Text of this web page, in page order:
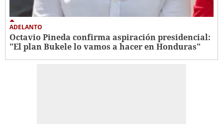
ADELANTO
Octavio Pineda confirma aspiración presidencial:
"El plan Bukele lo vamos a hacer en Honduras"